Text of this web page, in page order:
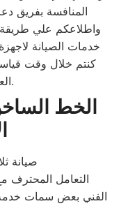
المنافسة بفريق
واطلاعكم علي
خدمات الصيانة
كنتم خلال وقت
العطل وصيانة الجهاز.
الخط
صيانة
التعامل المحترف
الفني بعض سمات